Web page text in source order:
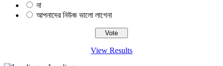
না
আপনাদের নিউজ ভালো লাগেনা
View Results